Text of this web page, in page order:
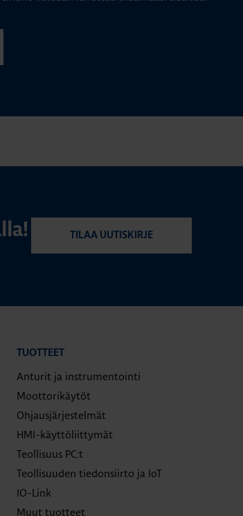
TILAA UUTISKIRJE
TUOTTEET
Anturit ja instrumentointi
Moottorikäytöt
Ohjausjärjestelmät
HMI-käyttöliittymät
Teollisuus PC:t
Teollisuuden tiedonsiirto ja IoT
IO-Link
Muut tuotteet